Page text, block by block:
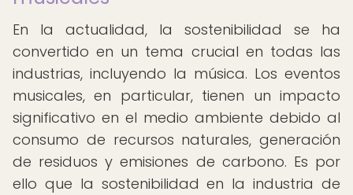
En la actualidad, la sostenibilidad se ha
convertido en un tema crucial en todas las
industrias, incluyendo la música. Los eventos
musicales, en particular, tienen un impacto
significativo en el medio ambiente debido al
consumo de recursos naturales, generación
de residuos y emisiones de carbono. Es por
ello que la sostenibilidad en la industria de